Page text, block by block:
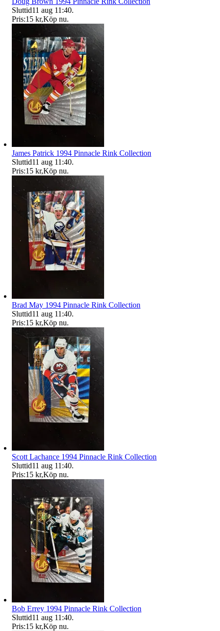
Sluttid11 aug 11:40.
Pris:15 kr,Köp nu.
James Patrick 1994 Pinnacle Rink Collection
Sluttid11 aug 11:40.
Pris:15 kr,Köp nu.
Brad May 1994 Pinnacle Rink Collection
Sluttid11 aug 11:40.
Pris:15 kr,Köp nu.
Scott Lachance 1994 Pinnacle Rink Collection
Sluttid11 aug 11:40.
Pris:15 kr,Köp nu.
Bob Errey 1994 Pinnacle Rink Collection
Sluttid11 aug 11:40.
Pris:15 kr,Köp nu.